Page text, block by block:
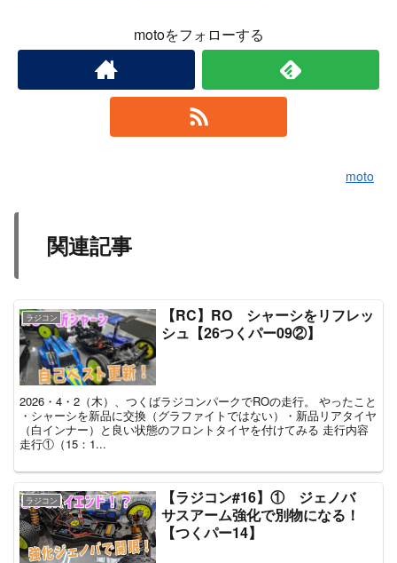
motoをフォローする
moto
関連記事
ラジコン
【RC】RO シャーシをリフレッ
シュ【26つくパー09②】
2026・4・2（木）、つくばラジコンパークでROの走行。 やったこと
・シャーシを新品に交換（グラファイトではない）・新品リアタイヤ
（白インナー）と良い状態のフロントタイヤを付けてみる 走行内容
走行①（15：1...
ラジコン
【ラジコン#16】① ジェノバ
サスアーム強化で別物になる！
【つくパー14】